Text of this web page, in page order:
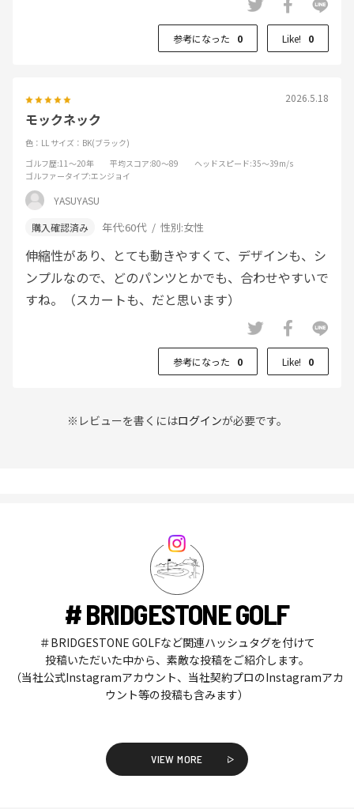
参考になった 0 Like! 0
2026.5.18
モックネック
色：LL サイズ：BK(ブラック)
ゴルフ歴:11～20年 平均スコア:80～89 ヘッドスピード:35～39m/s
ゴルファータイプ:エンジョイ
YASUYASU
年代:60代 性別:女性
伸縮性があり、とても動きやすくて、デザインも、シ
ンプルなので、どのパンツとかでも、合わせやすいで
すね。（スカートも、だと思います）
参考になった 0 Like! 0
※レビューを書くにはログインが必要です。
# BRIDGESTONE GOLF
＃BRIDGESTONE GOLFなど関連ハッシュタグを付けて
投稿いただいた中から、素敵な投稿をご紹介します。
（当社公式Instagramアカウント、当社契約プロのInstagramアカ
ウント等の投稿も含みます）
VIEW MORE